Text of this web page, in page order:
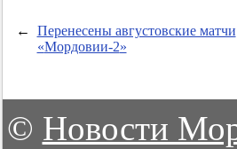
←
Перенесены августовские матчи
«Мордовии-2»
© Новости